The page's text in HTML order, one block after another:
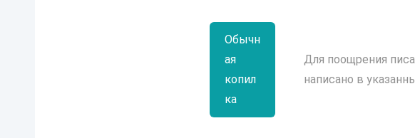
Обычн
ая
копил
ка
Для поощрения
написано в